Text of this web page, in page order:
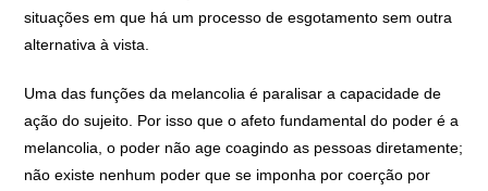
situações em que há um processo de esgotamento sem outra
alternativa à vista.
Uma das funções da melancolia é paralisar a capacidade de
ação do sujeito. Por isso que o afeto fundamental do poder é a
melancolia, o poder não age coagindo as pessoas diretamente;
não existe nenhum poder que se imponha por coerção por